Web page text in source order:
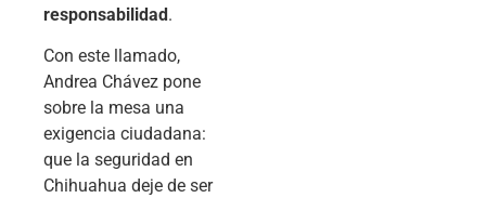
responsabilidad.
Con este llamado,
Andrea Chávez pone
sobre la mesa una
exigencia ciudadana:
que la seguridad en
Chihuahua deje de ser